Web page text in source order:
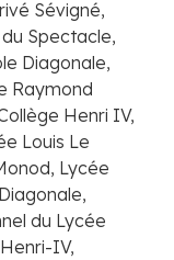
Sévigné,
Spectacle,
Diagonale,
Raymond
Henri IV,
Louis Le
Lycée
du Lycée
IV,